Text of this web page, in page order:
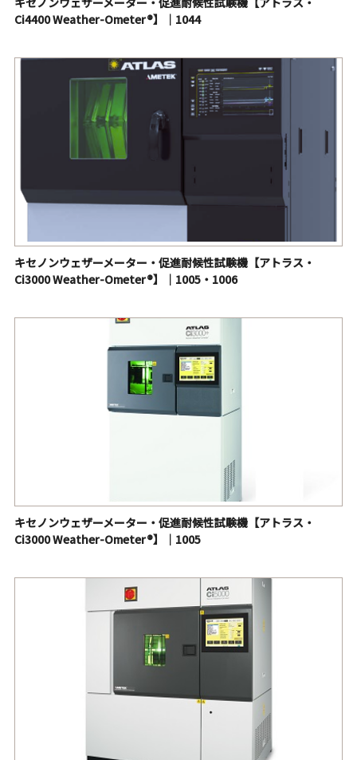
Ci4400 Weather-Ometer®】｜1044
キセノンウェザーメーター・促進耐候性試験機【アトラス・
Ci3000 Weather-Ometer®】｜1005・1006
キセノンウェザーメーター・促進耐候性試験機【アトラス・
Ci3000 Weather-Ometer®】｜1005